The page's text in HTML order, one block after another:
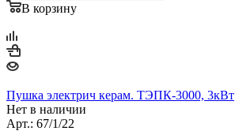
В корзину
Пушка электрич керам. ТЭПК-3000, 3кВт
Нет в наличии
Арт.: 67/1/22